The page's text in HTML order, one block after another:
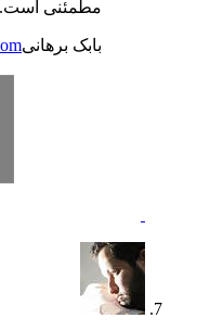
مطمئنی است.
بابک برهانی